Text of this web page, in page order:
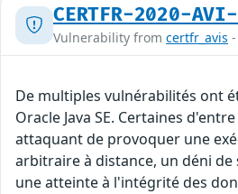
CERTFR-2020-
Vulnerability from certfr_avis
De multiples vulnérabilités ont
Oracle Java SE. Certaines
attaquant de provoquer une
arbitraire à distance, un déni de
une atteinte à l'intégrité des